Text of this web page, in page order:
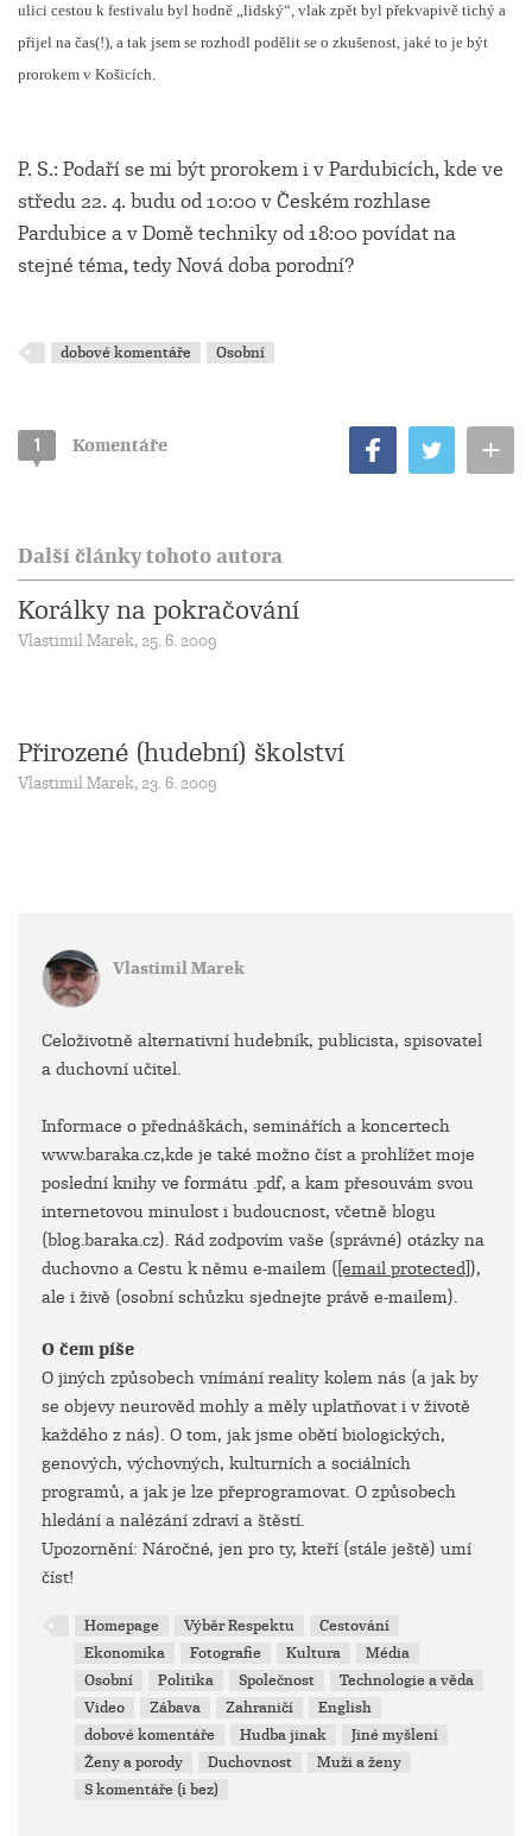
ulici cestou k festivalu byl hodně „lidský“, vlak zpět byl překvapivě tichý a
přijel na čas(!), a tak jsem se rozhodl podělit se o zkušenost, jaké to je být
prorokem v Košicích.
P. S.: Podaří se mi být prorokem i v Pardubicích, kde ve
středu 22. 4. budu od 10:00 v Českém rozhlase
Pardubice a v Domě techniky od 18:00 povídat na
stejné téma, tedy Nová doba porodní?
dobové komentáře Osobní
1 Komentáře +
Další články tohoto autora
Korálky na pokračování
Vlastimil Marek, 25. 6. 2009
Přirozené (hudební) školství
Vlastimil Marek, 23. 6. 2009
Vlastimil Marek
Celoživotně alternativní hudebník, publicista, spisovatel
a duchovní učitel.
Informace o přednáškách, seminářích a koncertech
www.baraka.cz,kde je také možno číst a prohlížet moje
poslední knihy ve formátu .pdf, a kam přesouvám svou
internetovou minulost i budoucnost, včetně blogu
(blog.baraka.cz). Rád zodpovím vaše (správné) otázky na
duchovno a Cestu k němu e-mailem ([email protected]),
ale i živě (osobní schůzku sjednejte právě e-mailem).
O čem píše
O jiných způsobech vnímání reality kolem nás (a jak by
se objevy neurověd mohly a měly uplatňovat i v životě
každého z nás). O tom, jak jsme obětí biologických,
genových, výchovných, kulturních a sociálních
programů, a jak je lze přeprogramovat. O způsobech
hledání a nalézání zdraví a štěstí.
Upozornění: Náročné, jen pro ty, kteří (stále ještě) umí
číst!
Homepage Výběr Respektu
Cestování
Ekonomika
Fotografie Kultura
Média
Osobní
Politika Společnost
Technologie a věda
Video
Zábava Zahraničí
English
dobové komentáře
Hudba jinak
Jiné myšlení
Ženy a porody
Duchovnost
Muži a ženy
S komentáře (i bez)